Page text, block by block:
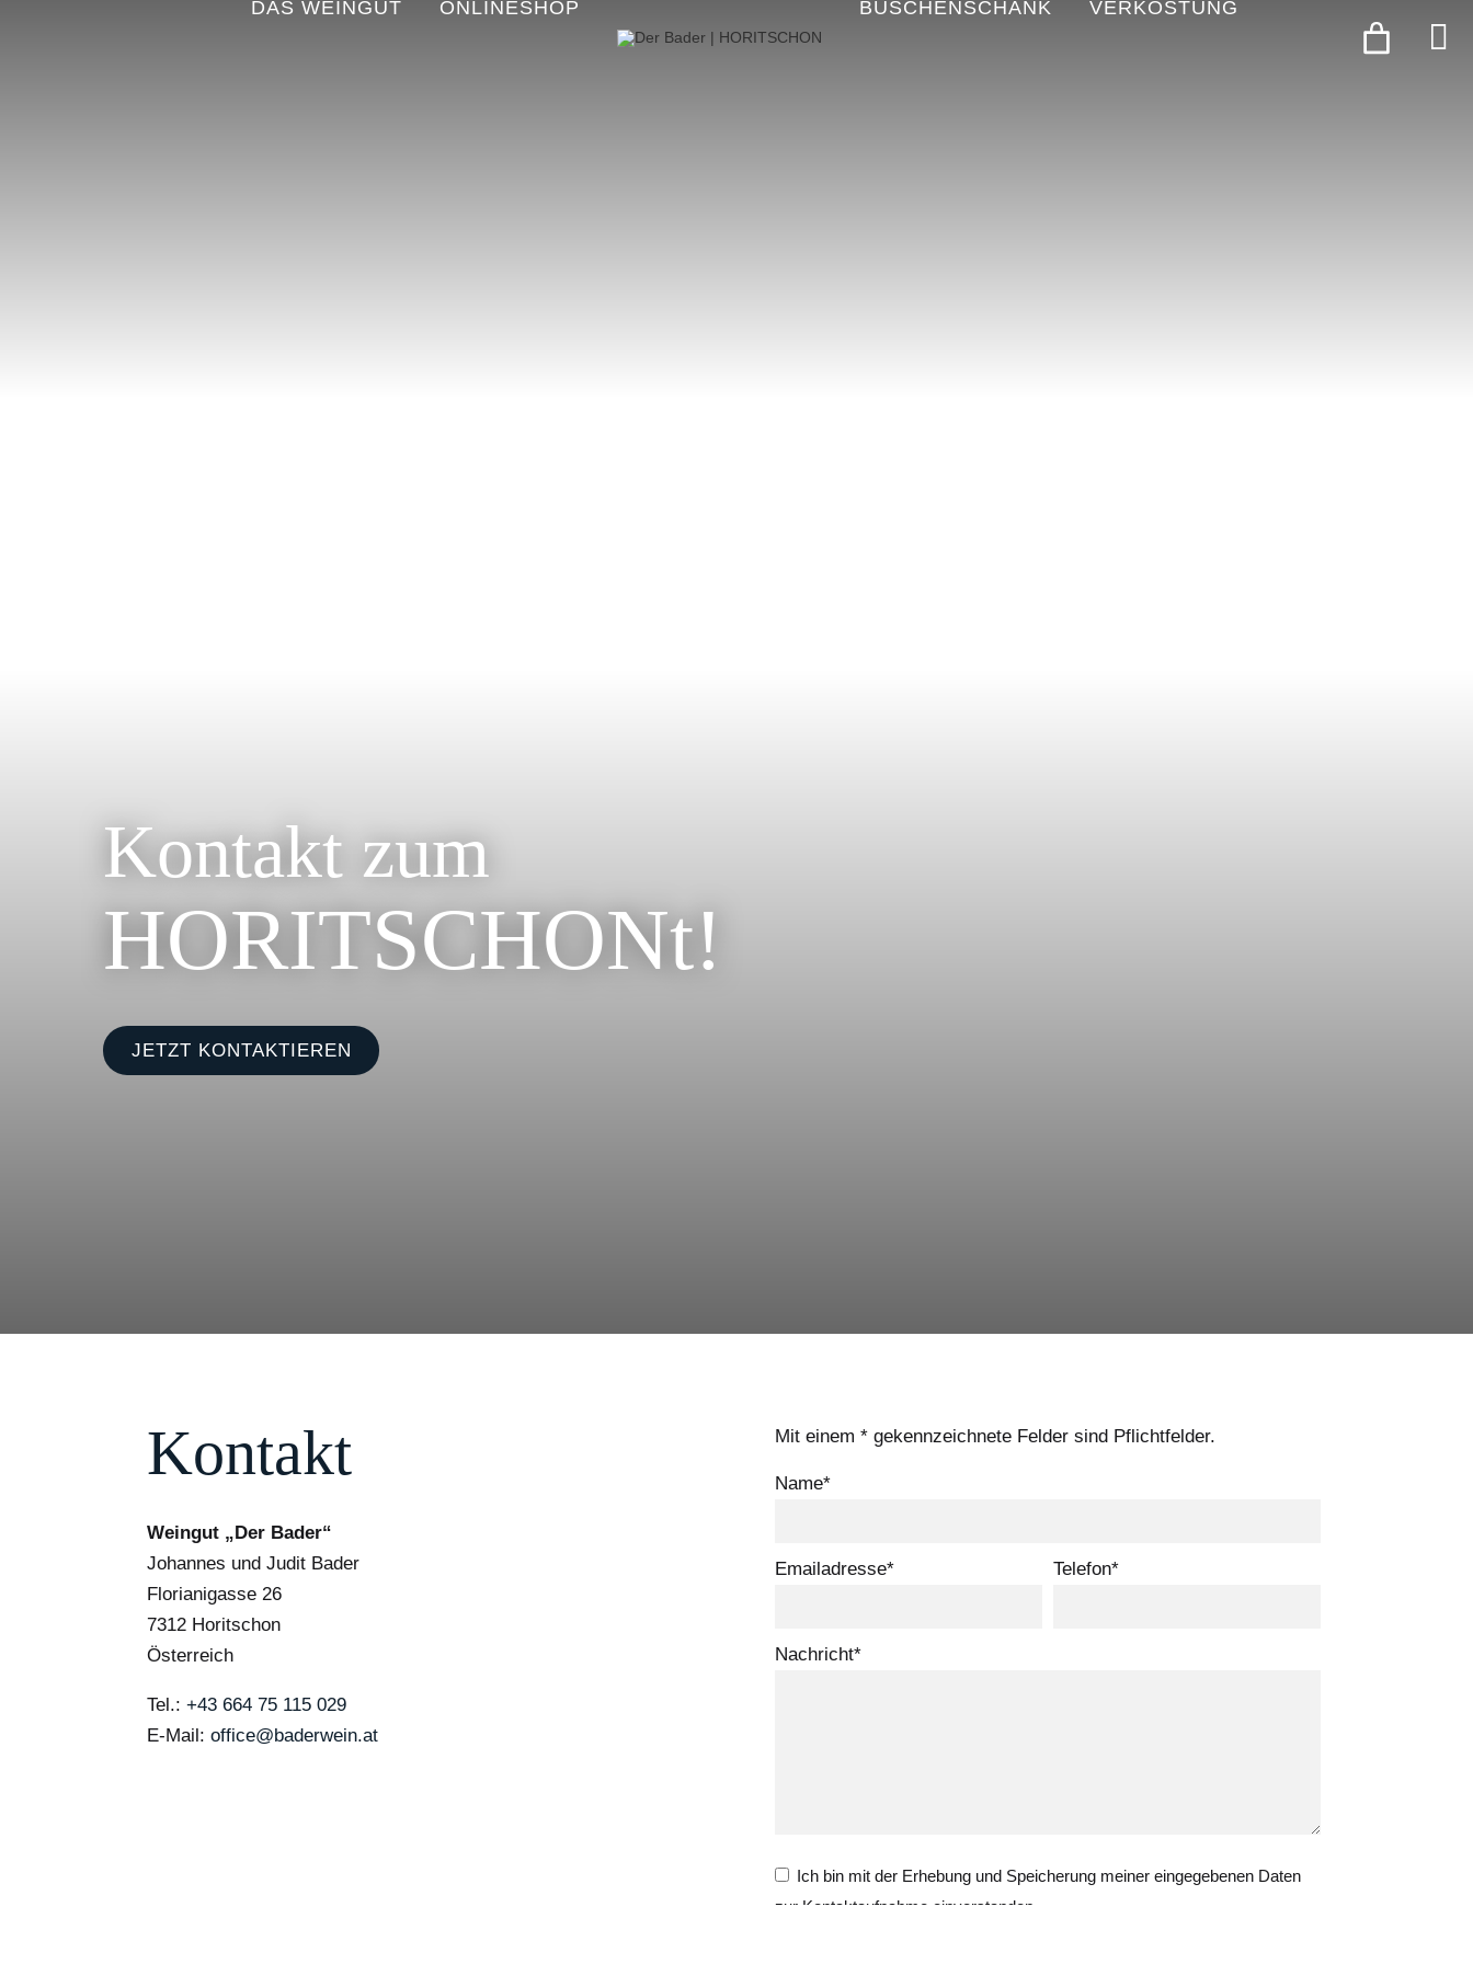
DAS WEINGUT ONLINESHOP BUSCHENSCHANK VERKOSTUNG

Kontakt zum
HORITSCHONt!
JETZT KONTAKTIEREN
Kontakt
Weingut „Der Bader“
Johannes und Judit Bader
Florianigasse 26
7312 Horitschon
Österreich
Tel.:+43 664 75 115 029
E-Mail:office@baderwein.at
Mit einem * gekennzeichnete Felder sind Pflichtfelder.
Name*
Emailadresse* Telefon*
Nachricht*
Ich bin mit der Erhebung und Speicherung meiner eingegebenen Daten
zur Kontaktaufnahme einverstanden.